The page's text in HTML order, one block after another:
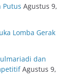
Putus Agustus 9,
Lomba Gerak
dan
Agustus 9,